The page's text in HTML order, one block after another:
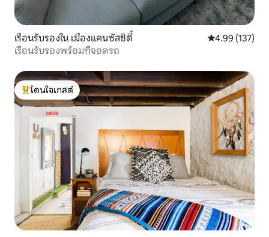
เรือนรับรองใน เมืองแคนซัสซิตี้ คะแนนเฉลี่ย
4.99 (137)
เรือนรับรองพร้อมที่จอดรถ
โดนใจเกสต์ที่สุด
โดนใจเกสต์